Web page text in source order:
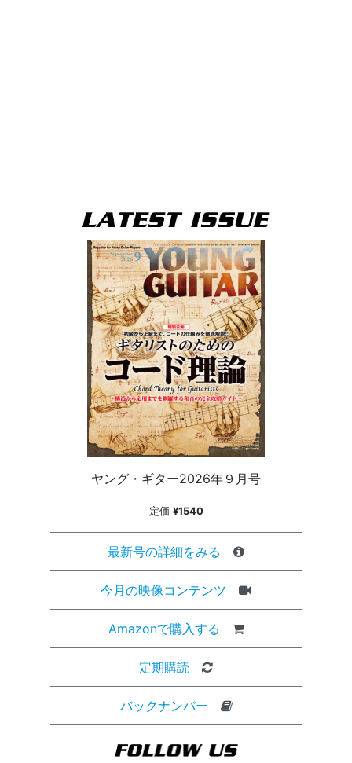
ヤング・ギター2026年９月号
定価 ¥1540
最新号の詳細をみる
今月の映像コンテンツ
Amazonで購入する
定期購読
バックナンバー